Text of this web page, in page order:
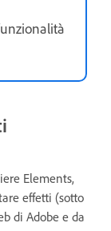
Elements,
effetti (sotto
di Adobe e da